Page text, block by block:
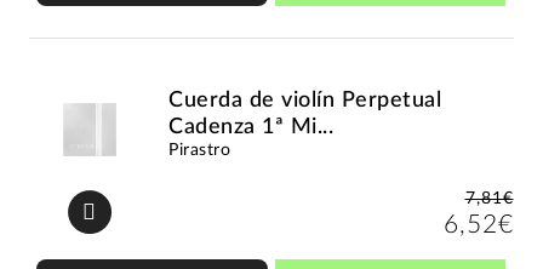
Cuerda de violín Perpetual
Cadenza 1ª Mi...
Pirastro
7,81€
6,52€